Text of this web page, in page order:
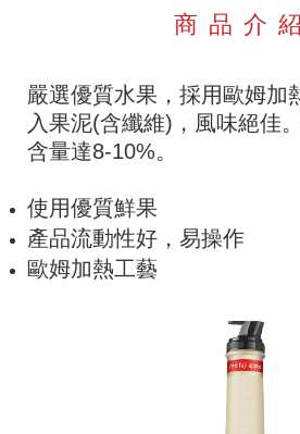
商品介紹
嚴選優質水果，採用歐姆加
入果泥(含纖維)，風味絕佳
含量達8-10%。
使用優質鮮果
產品流動性好，易操作
歐姆加熱工藝